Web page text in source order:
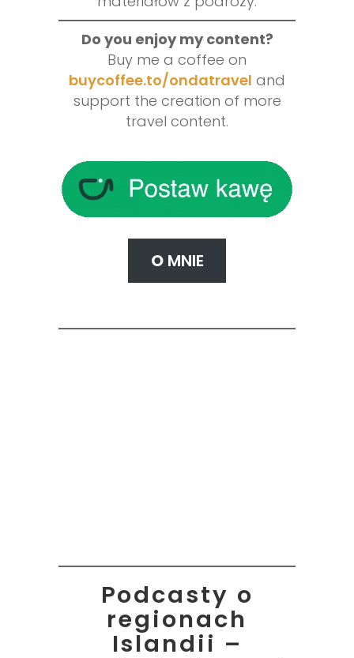
Do you enjoy my content?
Buy me a coffee on
buycoffee.to/ondatravel and
support the creation of more
travel content.
OMNIE
Podcasty o
regionach
Islandii –